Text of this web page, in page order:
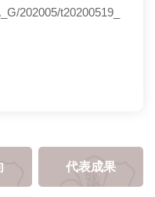
202005/t20200519_
代表成果